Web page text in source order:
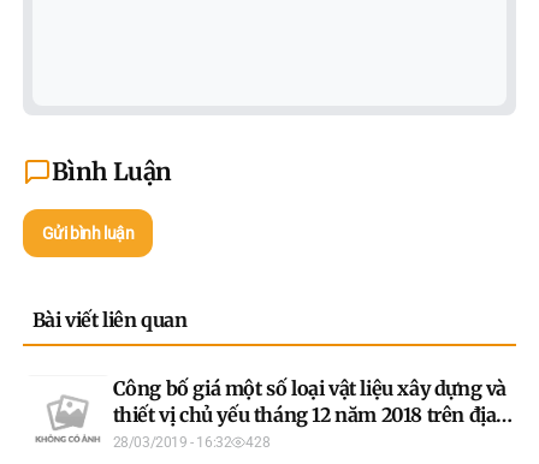
Bình Luận
Gửi bình luận
Bài viết liên quan
Công bố giá một số loại vật liệu xây dựng và
thiết vị chủ yếu tháng 12 năm 2018 trên địa
bàn tỉnh Tuyên Quang
28/03/2019 - 16:32 428